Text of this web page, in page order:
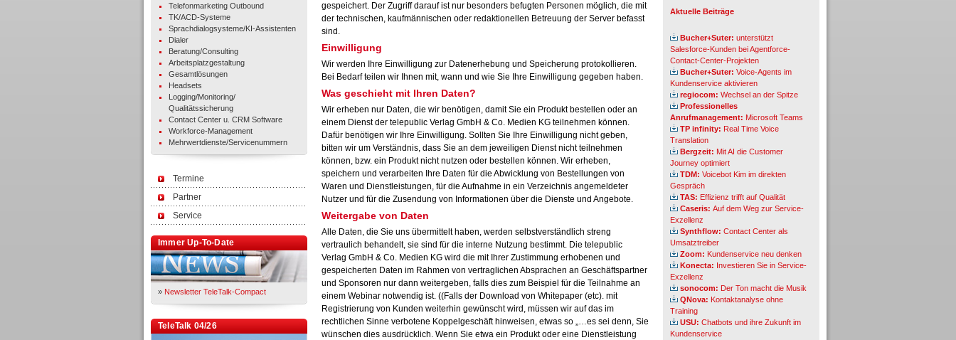
Telefonmarketing Outbound
TK/ACD-Systeme
Sprachdialogsysteme/KI-Assistenten
Dialer
Beratung/Consulting
Arbeitsplatzgestaltung
Gesamtlösungen
Headsets
Logging/Monitoring/
Qualitätssicherung
Contact Center u. CRM Software
Workforce-Management
Mehrwertdienste/Servicenummern
Termine
Partner
Service
Immer Up-To-Date
» Newsletter TeleTalk-Compact
TeleTalk 04/26
gespeichert. Der Zugriff darauf ist nur besonders befugten Personen möglich, die mit
der technischen, kaufmännischen oder redaktionellen Betreuung der Server befasst
sind.
Einwilligung
Wir werden Ihre Einwilligung zur Datenerhebung und Speicherung protokollieren.
Bei Bedarf teilen wir Ihnen mit, wann und wie Sie Ihre Einwilligung gegeben haben.
Was geschieht mit Ihren Daten?
Wir erheben nur Daten, die wir benötigen, damit Sie ein Produkt bestellen oder an
einem Dienst der telepublic Verlag GmbH & Co. Medien KG teilnehmen können.
Dafür benötigen wir Ihre Einwilligung. Sollten Sie Ihre Einwilligung nicht geben,
bitten wir um Verständnis, dass Sie an dem jeweiligen Dienst nicht teilnehmen
können, bzw. ein Produkt nicht nutzen oder bestellen können. Wir erheben,
speichern und verarbeiten Ihre Daten für die Abwicklung von Bestellungen von
Waren und Dienstleistungen, für die Aufnahme in ein Verzeichnis angemeldeter
Nutzer und für die Zusendung von Informationen über die Dienste und Angebote.
Weitergabe von Daten
Alle Daten, die Sie uns übermittelt haben, werden selbstverständlich streng
vertraulich behandelt, sie sind für die interne Nutzung bestimmt. Die telepublic
Verlag GmbH & Co. Medien KG wird die mit Ihrer Zustimmung erhobenen und
gespeicherten Daten im Rahmen von vertraglichen Absprachen an Geschäftspartner
und Sponsoren nur dann weitergeben, falls dies zum Beispiel für die Teilnahme an
einem Webinar notwendig ist. ((Falls der Download von Whitepaper (etc). mit
Registrierung von Kunden weiterhin gewünscht wird, müssen wir auf das im
rechtlichen Sinne verbotene Koppelgeschäft hinweisen, etwas so „…es sei denn, Sie
wünschen dies ausdrücklich. Wenn Sie etwa ein Produkt oder eine Dienstleistung
Aktuelle Beiträge
Bucher+Suter: unterstützt
Salesforce-Kunden bei Agentforce-
Contact-Center-Projekten
Bucher+Suter: Voice-Agents im
Kundenservice aktivieren
regiocom: Wechsel an der Spitze
Professionelles
Anrufmanagement: Microsoft Teams
TP infinity: Real Time Voice
Translation
Bergzeit: Mit AI die Customer
Journey optimiert
TDM: Voicebot Kim im direkten
Gespräch
TAS: Effizienz trifft auf Qualität
Caseris: Auf dem Weg zur Service-
Exzellenz
Synthflow: Contact Center als
Umsatztreiber
Zoom: Kundenservice neu denken
Konecta: Investieren Sie in Service-
Exzellenz
sonocom: Der Ton macht die Musik
QNova: Kontaktanalyse ohne
Training
USU: Chatbots und ihre Zukunft im
Kundenservice